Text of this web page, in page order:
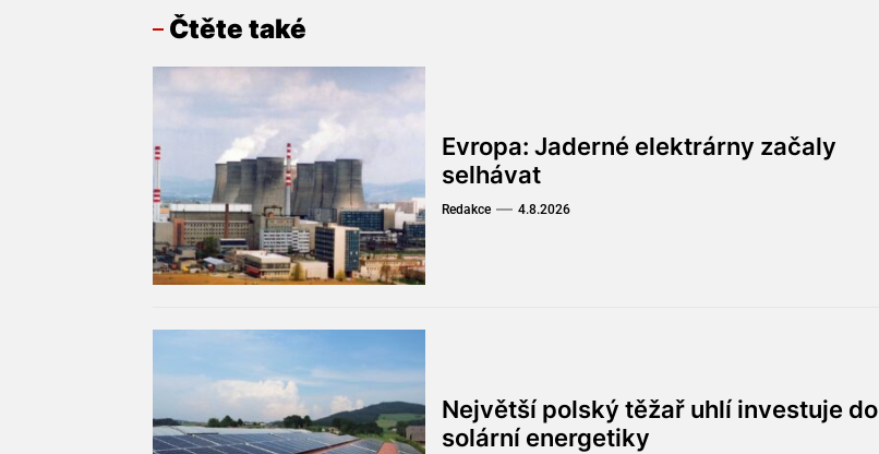
Čtěte také
Evropa: Jaderné elektrárny začaly
selhávat
Redakce 4.8.2026
Největší polský těžař uhlí investuje do
solární energetiky